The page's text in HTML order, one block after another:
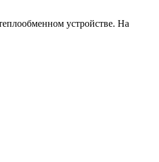
устройстве. На